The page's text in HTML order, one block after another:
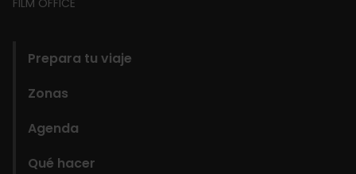
Prepara tu viaje
Zonas
Agenda
Qué hacer